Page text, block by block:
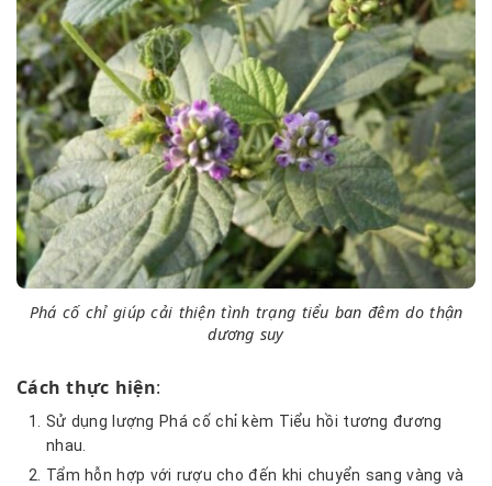
Phá cố chỉ giúp cải thiện tình trạng tiểu ban đêm do thận
dương suy
Cách thực hiện:
Sử dụng lượng Phá cố chỉ kèm Tiểu hồi tương đương
nhau.
Tẩm hỗn hợp với rượu cho đến khi chuyển sang vàng và